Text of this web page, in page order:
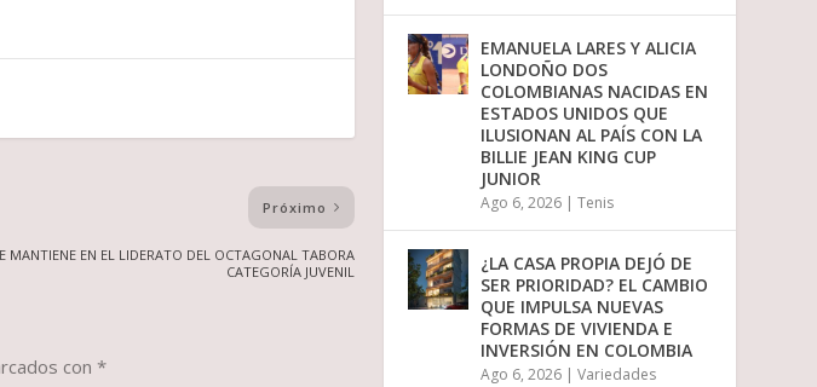
Próximo
MANTIENE EN EL LIDERATO DEL OCTAGONAL TABORA
CATEGORÍA JUVENIL
con*
i
u
r
e
l
u
m
e
n
.
EMANUELA LARES Y ALICIA
LONDOÑO DOS
COLOMBIANAS NACIDAS EN
ESTADOS UNIDOS QUE
ILUSIONAN AL PAÍS CON LA
BILLIE JEAN KING CUP
JUNIOR
Ago 6, 2026 |Tenis
¿LA CASA PROPIA DEJÓ DE
SER PRIORIDAD? EL CAMBIO
QUE IMPULSA NUEVAS
FORMAS DE VIVIENDA E
INVERSIÓN EN COLOMBIA
Ago 6, 2026 |Variedades